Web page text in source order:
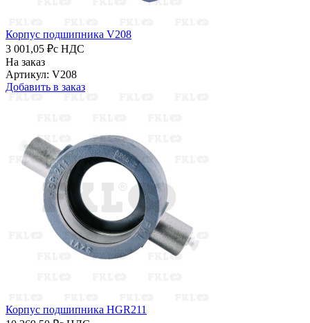
Корпус подшипника V208
3 001,05 ₽с НДС
На заказ
Артикул: V208
Добавить в заказ
Корпус подшипника HGR211